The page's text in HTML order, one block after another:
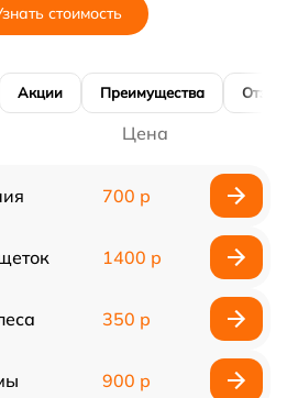
стоимость
Акции Преимущества
Цена
700 р
1400 р
350 р
900 р